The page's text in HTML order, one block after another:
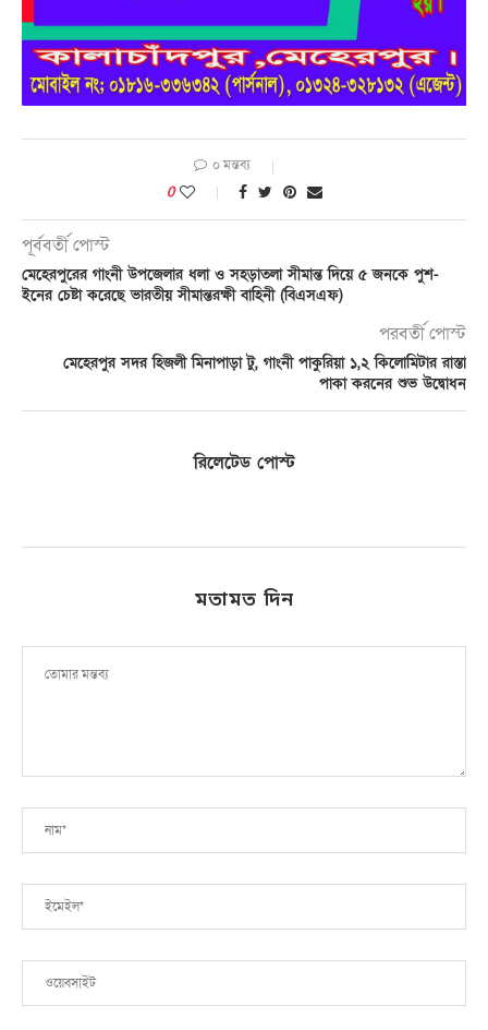
০ মন্তব্য
0
পূর্ববর্তী পোস্ট
মেহেরপুরের গাংনী উপজেলার ধলা ও সহড়াতলা সীমান্ত দিয়ে ৫ জনকে পুশ-
ইনের চেষ্টা করেছে ভারতীয় সীমান্তরক্ষী বাহিনী (বিএসএফ)
পরবর্তী পোস্ট
মেহেরপুর সদর হিজলী মিনাপাড়া টু, গাংনী পাকুরিয়া ১,২ কিলোমিটার রাস্তা
পাকা করনের শুভ উদ্বোধন
রিলেটেড পোস্ট
মতামত দিন